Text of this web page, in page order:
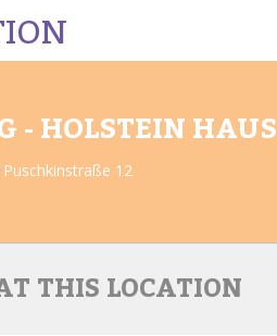
- HOLSTEIN HAUS
12
THIS LOCATION